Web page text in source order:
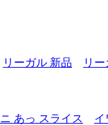
リーガル 新品
リ
あっ スライス
イ